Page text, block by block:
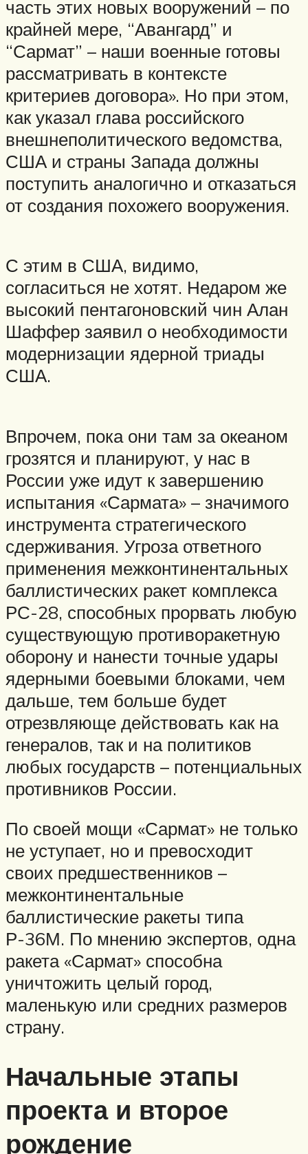
часть этих новых вооружений – по
крайней мере, “Авангард” и
“Сармат” – наши военные готовы
рассматривать в контексте
критериев договора». Но при этом,
как указал глава российского
внешнеполитического ведомства,
США и страны Запада должны
поступить аналогично и отказаться
от создания похожего вооружения.
С этим в США, видимо,
согласиться не хотят. Недаром же
высокий пентагоновский чин Алан
Шаффер заявил о необходимости
модернизации ядерной триады
США.
Впрочем, пока они там за океаном
грозятся и планируют, у нас в
России уже идут к завершению
испытания «Сармата» – значимого
инструмента стратегического
сдерживания. Угроза ответного
применения межконтинентальных
баллистических ракет комплекса
РС-28, способных прорвать любую
существующую противоракетную
оборону и нанести точные удары
ядерными боевыми блоками, чем
дальше, тем больше будет
отрезвляюще действовать как на
генералов, так и на политиков
любых государств – потенциальных
противников России.
По своей мощи «Сармат» не только
не уступает, но и превосходит
своих предшественников –
межконтинентальные
баллистические ракеты типа
Р-36М. По мнению экспертов, одна
ракета «Сармат» способна
уничтожить целый город,
маленькую или средних размеров
страну.
Начальные этапы
проекта и второе
рождение